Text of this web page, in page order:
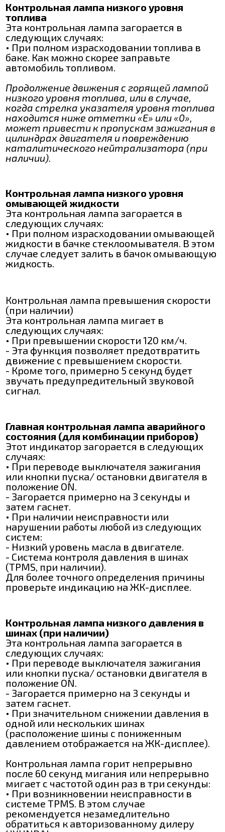
Контрольная лампа низкого уровня
топлива
Эта контрольная лампа загорается в
следующих случаях:
• При полном израсходовании топлива в
баке. Как можно скорее заправьте
автомобиль топливом.
Продолжение движения с горящей лампой
низкого уровня топлива, или в случае,
когда стрелка указателя уровня топлива
находится ниже отметки «Е» или «0»,
может привести к пропускам зажигания в
цилиндрах двигателя и повреждению
каталитического нейтрализатора (при
наличии).
Контрольная лампа низкого уровня
омывающей жидкости
Эта контрольная лампа загорается в
следующих случаях:
• При полном израсходовании омывающей
жидкости в бачке стеклоомывателя. В этом
случае следует залить в бачок омывающую
жидкость.
Контрольная лампа превышения скорости
(при наличии)
Эта контрольная лампа мигает в
следующих случаях:
• При превышении скорости 120 км/ч.
- Эта функция позволяет предотвратить
движение с превышением скорости.
- Кроме того, примерно 5 секунд будет
звучать предупредительный звуковой
сигнал.
Главная контрольная лампа аварийного
состояния (для комбинации приборов)
Этот индикатор загорается в следующих
случаях:
• При переводе выключателя зажигания
или кнопки пуска/ остановки двигателя в
положение ON.
- Загорается примерно на 3 секунды и
затем гаснет.
• При наличии неисправности или
нарушении работы любой из следующих
систем:
- Низкий уровень масла в двигателе.
- Система контроля давления в шинах
(TPMS, при наличии).
Для более точного определения причины
проверьте индикацию на ЖК-дисплее.
Контрольная лампа низкого давления в
шинах (при наличии)
Эта контрольная лампа загорается в
следующих случаях:
• При переводе выключателя зажигания
или кнопки пуска/ остановки двигателя в
положение ON.
- Загорается примерно на 3 секунды и
затем гаснет.
• При значительном снижении давления в
одной или нескольких шинах
(расположение шины с пониженным
давлением отображается на ЖК-дисплее).
Контрольная лампа горит непрерывно
после 60 секунд мигания или непрерывно
мигает с частотой один раз в три секунды:
• При возникновении неисправности в
системе TPMS. В этом случае
рекомендуется незамедлительно
обратиться к авторизованному дилеру